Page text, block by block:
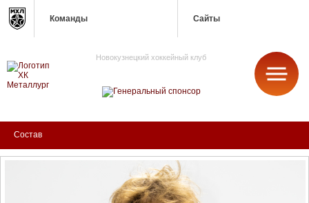
Команды Сайты
Новокузнецкий хоккейный клуб
Состав